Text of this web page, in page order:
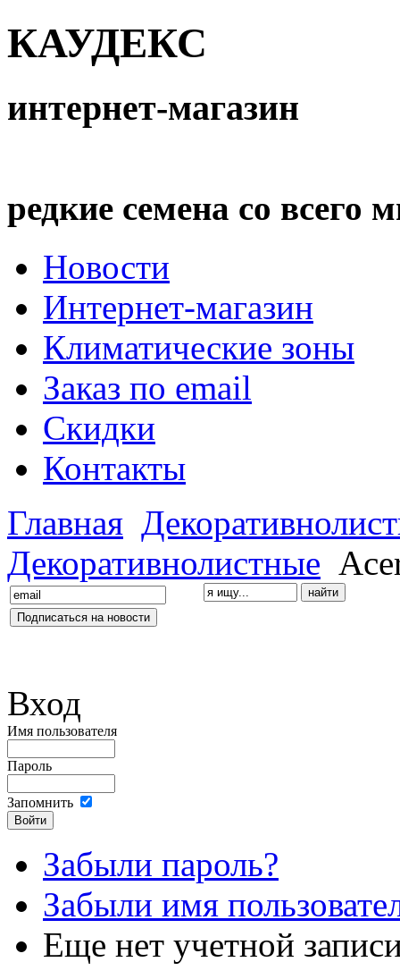
КАУДЕКС
интернет-магазин
редкие семена со всего
Новости
Интернет-магазин
Климатические зоны
Заказ по email
Скидки
Контакты
Главная
Декоративнолистные
Вход
Имя пользователя
Пароль
Запомнить
Забыли пароль?
Забыли имя
Еще нет учетной